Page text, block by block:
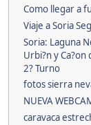
Como llegar a
Viaje a Soria
Soria: Laguna
Urbi?n y Ca?on
2? Turno
fotos sierra
NUEVA
caravaca